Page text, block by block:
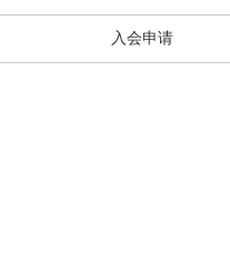
入会申请